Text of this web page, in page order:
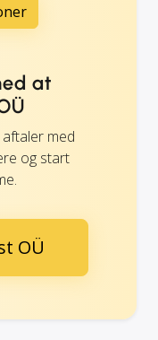
at
med
og start
OÜ